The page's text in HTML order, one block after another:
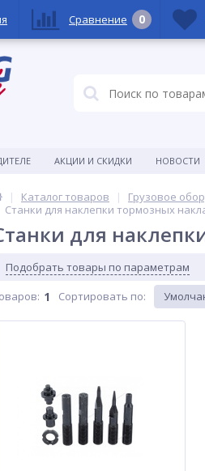
АКЦИИ И СКИДКИ НОВОСТИ
Каталог товаров
Грузовое
Станки для наклепки тормозных
для
Подобрать товары по параметрам
1 Сортировать по:
Сравнение 0